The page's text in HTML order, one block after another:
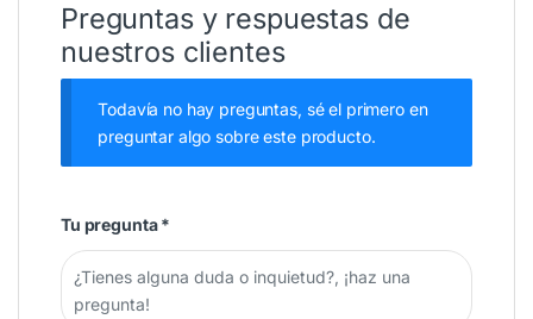
Preguntas y respuestas de
nuestros clientes
Todavía no hay preguntas, sé el primero en
preguntar algo sobre este producto.
Tu pregunta*